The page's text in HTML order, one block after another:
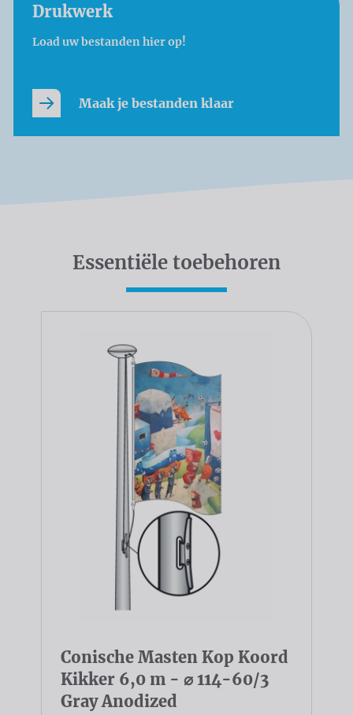
Drukwerk
Load uw bestanden hier op!
Maak je bestanden klaar
Essentiële toebehoren
Conische Masten Kop Koord
Kikker 6,0 m - ⌀ 114-60/3
Gray Anodized